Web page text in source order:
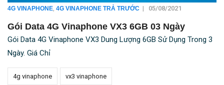
4G VINAPHONE, 4G VINAPHONE TRẢ TRƯỚC | 05/08/2021
Gói Data 4G Vinaphone VX3 6GB 03 Ngày
Gói Data 4G Vinaphone VX3 Dung Lượng 6GB Sử Dụng Trong 3
Ngày. Giá Chỉ
4g vinaphone vx3 vinaphone